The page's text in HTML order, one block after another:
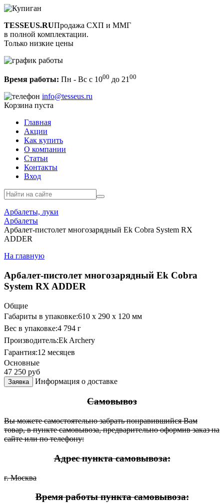
TESSEUS.RUПродажа СХП и ММГ
в полной комплектации.
Только низкие цены
Время работы: Пн - Вс с 1000 до 21 00
info@tesseus.ru
Корзина пуста
Главная
Акции
Как купить
О компании
Статьи
Контакты
Вход
Арбалеты, луки
Арбалеты
Арбалет-пистолет многозарядный Ek Cobra System RX
ADDER
На главную
Арбалет-пистолет многозарядный Ek Cobra
System RX ADDER
Общие
Габариты в упаковке:610 x 290 x 120 мм
Вес в упаковке:4 794 г
Производитель:Ek Archery
Гарантия:12 месяцев
Основные
47 250 руб
Заявка Информация о доставке
Самовывоз
Вы можете самостоятельно забрать понравившийся Вам
товар, в пункте самовывоза, предварительно оформив заказ на
сайте или по телефону:
Адрес пункта самовывоза:
г. Москва
Время работы пункта самовывоза: